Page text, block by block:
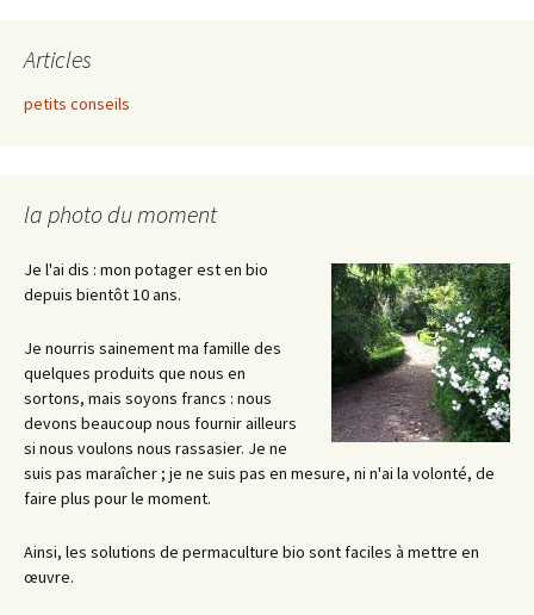
Articles
petits conseils
la photo du moment
Je l'ai dis : mon potager est en bio
depuis bientôt 10 ans.
Je nourris sainement ma famille des
quelques produits que nous en
sortons, mais soyons francs : nous
devons beaucoup nous fournir ailleurs
si nous voulons nous rassasier. Je ne
suis pas maraîcher ; je ne suis pas en mesure, ni n'ai la volonté, de
faire plus pour le moment.
Ainsi, les solutions de permaculture bio sont faciles à mettre en
œuvre.